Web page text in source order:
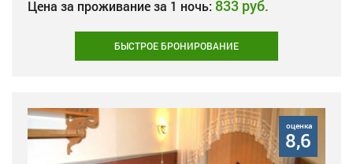
Цена за проживание за 1 ночь: 833 руб.
БЫСТРОЕ БРОНИРОВАНИЕ
оценка
8,6